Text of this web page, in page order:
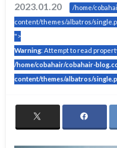
2023.01.20
/home/
content/themes/albatros/
">
Warning: Attempt to read
/home/cobahair/cobahair-
content/themes/albatros/